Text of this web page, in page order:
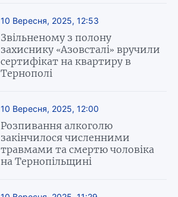
10 Вересня, 2025, 12:53
Звільненому з полону
захиснику «Азовсталі» вручили
сертифікат на квартиру в
Тернополі
10 Вересня, 2025, 12:00
Розпивання алкоголю
закінчилося численними
травмами та смертю чоловіка
на Тернопільщині